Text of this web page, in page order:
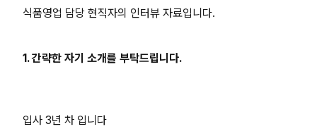
식품영업 담당 현직자의 인터뷰 자료입니다.
1. 간략한 자기 소개를 부탁드립니다.
입사 3년 차 입니다